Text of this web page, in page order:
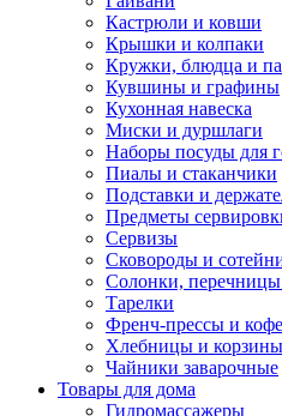
Кастрюли и ковши
Крышки и колпаки
Кружки, блюдца и
Кувшины и графины
Кухонная навеска
Миски и дуршлаги
Наборы посуды для
Пиалы и стаканчики
Подставки и
Предметы
Сервизы
Сковороды и
Солонки, перечницы
Тарелки
Френч-прессы и
Хлебницы и корзины
Чайники заварочные
Товары для дома
Гидромассажеры